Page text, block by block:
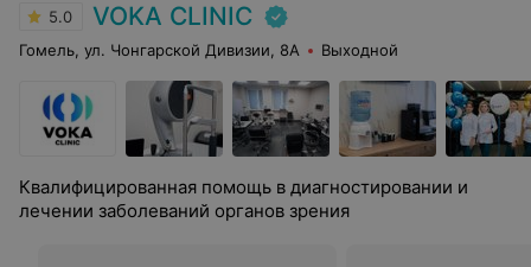
5.0 VOKA CLINIC
Гомель, ул. Чонгарской Дивизии, 8А Выходной
Квалифицированная помощь в диагностировании и
лечении заболеваний органов зрения